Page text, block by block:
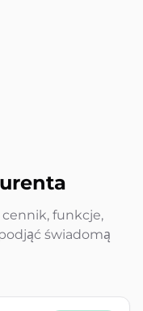
cennik, funkcje,
świadomą